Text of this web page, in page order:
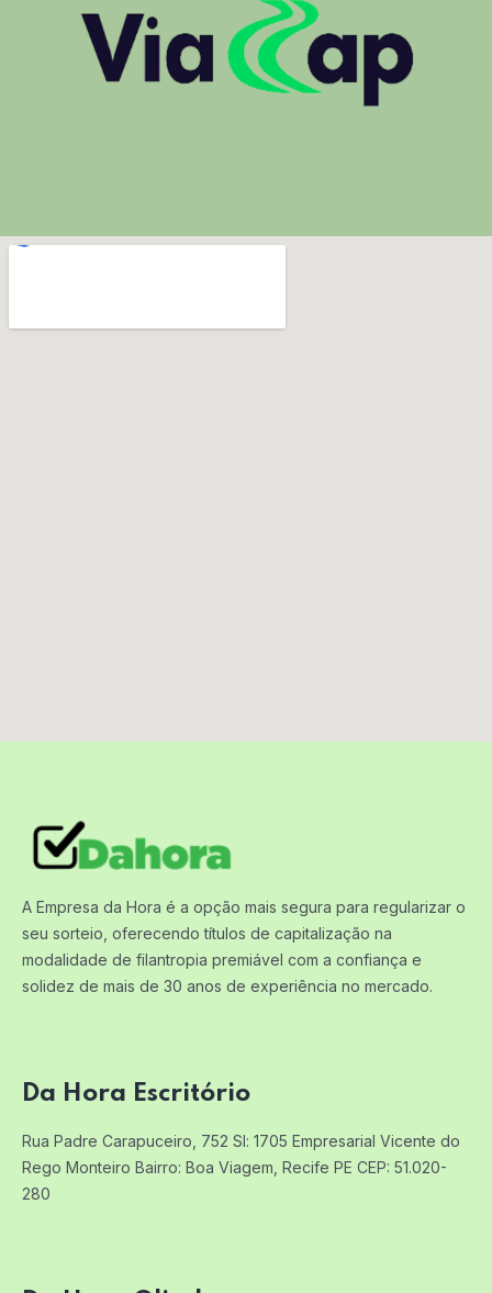
A Empresa da Hora é a opção mais segura para regularizar o
seu sorteio, oferecendo títulos de capitalização na
modalidade de filantropia premiável com a confiança e
solidez de mais de 30 anos de experiência no mercado.
Da Hora Escritório
Rua Padre Carapuceiro, 752 Sl: 1705 Empresarial Vicente do
Rego Monteiro Bairro: Boa Viagem, Recife PE CEP: 51.020-
280